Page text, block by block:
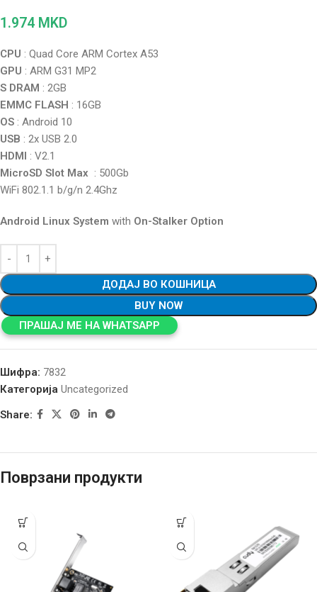
1.974 MKD
CPU : Quad Core ARM Cortex A53
GPU : ARM G31 MP2
S DRAM : 2GB
EMMC FLASH : 16GB
OS : Android 10
USB : 2x USB 2.0
HDMI
: V2.1
MicroSD Slot Max : 500Gb
WiFi 802.1.1 b/g/n 2.4Ghz
Android Linux System with On-Stalker Option
ДОДАЈ ВО КОШНИЦА
BUY NOW
ПРАШАЈ МЕ НА WHATSAPP
Шифра: 7832
Категорија Uncategorized
Share:
Поврзани продукти